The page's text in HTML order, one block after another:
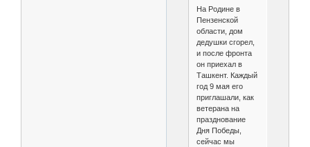
На Родине в
Пензенской
области, дом
дедушки сгорел,
и после фронта
он приехал в
Ташкент. Каждый
год 9 мая его
приглашали, как
ветерана на
празднование
Дня Победы,
сейчас мы